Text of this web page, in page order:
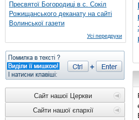
Пресвятої Богородиці в с. Сокіл
Рожищанського деканату на сайті
Волинської газети
Усі передруки
Сайт нашої Церкви
Сайти нашої єпархії